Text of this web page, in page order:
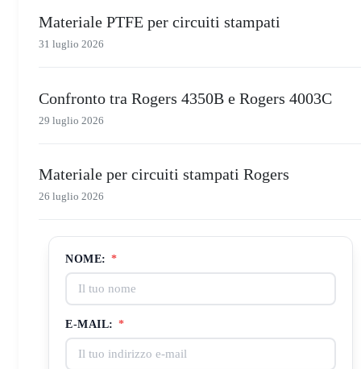
Materiale PTFE per circuiti stampati
31 luglio 2026
Confronto tra Rogers 4350B e Rogers 4003C
29 luglio 2026
Materiale per circuiti stampati Rogers
26 luglio 2026
NOME: *
E-MAIL: *